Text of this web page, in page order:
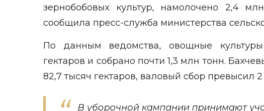
зернобобовых культур, намолочено 2,4
сообщила пресс-служба министерства
По данным ведомства, овощные
гектаров и собрано почти 1,3 млн тонн.
82,7 тысяч гектаров, валовый сбор превысил
В уборочной кампании принимают